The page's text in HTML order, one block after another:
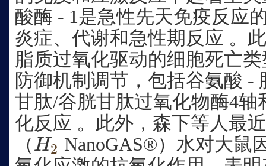
酸酶 - 1是急性先天免疫反应
炎症、代谢和急性期反应 。
脂质过氧化驱动的细胞死亡
防御机制调节，包括谷氨酸 -
甘肽/谷胱甘肽过氧化物酶4轴
化反应 。此外，森下等人最
（H2
H2
NanoGAS®）水对大鼠